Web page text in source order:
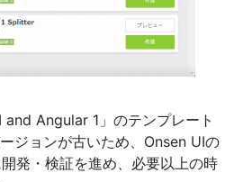
Angular 1」のテンプレート
ジョンが古いため、Onsen UIの
発・検証を進め、必要以上の時